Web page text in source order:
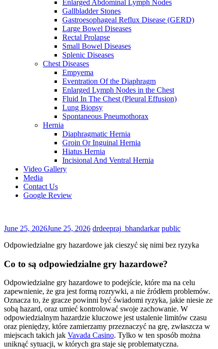
Enlarged Abdominal Lymph Nodes
Gallbladder Stones
Gastroesophageal Reflux Disease (GERD)
Large Bowel Diseases
Rectal Prolapse
Small Bowel Diseases
Splenic Diseases
Chest Diseases
Empyema
Eventration Of the Diaphragm
Enlarged Lymph Nodes in the Chest
Fluid In The Chest (Pleural Effusion)
Lung Biopsy
Spontaneous Pneumothorax
Hernia
Diaphragmatic Hernia
Groin Or Inguinal Hernia
Hiatus Hernia
Incisional And Ventral Hernia
Video Gallery
Media
Contact Us
Google Review
June 25, 2026June 25, 2026 drdeepraj_bhandarkar public
Odpowiedzialne gry hazardowe jak cieszyć się nimi bez ryzyka
Co to są odpowiedzialne gry hazardowe?
Odpowiedzialne gry hazardowe to podejście, które ma na celu
zapewnienie, że gra jest formą rozrywki, a nie źródłem problemów.
Oznacza to, że gracze powinni być świadomi ryzyka, jakie niesie ze
sobą hazard, oraz umieć kontrolować swoje zachowanie. W
odpowiedzialnym hazardzie kluczowe jest ustalenie limitów czasu
oraz pieniędzy, które zamierzamy przeznaczyć na grę, zwłaszcza w
miejscach takich jak Vavada Casino. Tylko w ten sposób można
uniknąć sytuacji, w których gra staje się problematyczna.